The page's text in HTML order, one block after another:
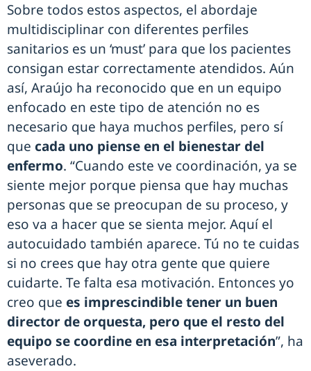
Sobre todos estos aspectos, el abordaje
multidisciplinar con diferentes perfiles
sanitarios es un ‘must’ para que los pacientes
consigan estar correctamente atendidos. Aún
así, Araújo ha reconocido que en un equipo
enfocado en este tipo de atención no es
necesario que haya muchos perfiles, pero sí
que cada uno piense en el bienestar del
enfermo. “Cuando este ve coordinación, ya se
siente mejor porque piensa que hay muchas
personas que se preocupan de su proceso, y
eso va a hacer que se sienta mejor. Aquí el
autocuidado también aparece. Tú no te cuidas
si no crees que hay otra gente que quiere
cuidarte. Te falta esa motivación. Entonces yo
creo que es imprescindible tener un buen
director de orquesta, pero que el resto del
equipo se coordine en esa interpretación”, ha
aseverado.